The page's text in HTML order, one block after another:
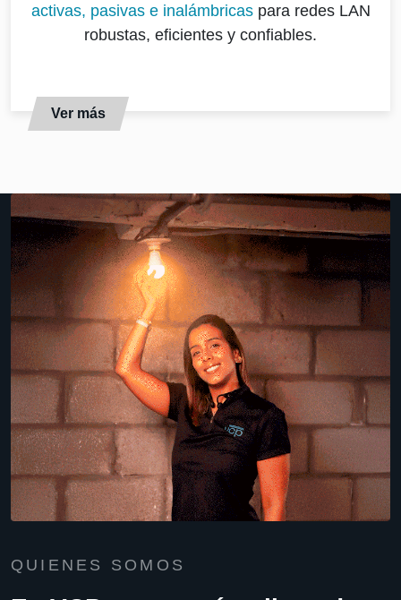
activas, pasivas e inalámbricaspara redes LAN
robustas, eficientes y confiables.
Ver más
QUIENES SOMOS